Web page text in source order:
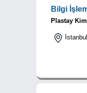
Bilgi
Plastay
İstanbul